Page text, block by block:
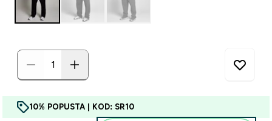
10% POPUSTA | KOD: SR10